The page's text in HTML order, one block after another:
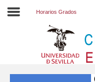
Horarios Grados